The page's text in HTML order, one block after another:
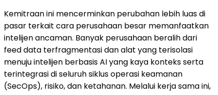
Kemitraan ini mencerminkan perubahan lebih luas di
pasar terkait cara perusahaan besar memanfaatkan
intelijen ancaman. Banyak perusahaan beralih dari
feed data terfragmentasi dan alat yang terisolasi
menuju intelijen berbasis AI yang kaya konteks serta
terintegrasi di seluruh siklus operasi keamanan
(SecOps), risiko, dan ketahanan. Melalui kerja sama ini,